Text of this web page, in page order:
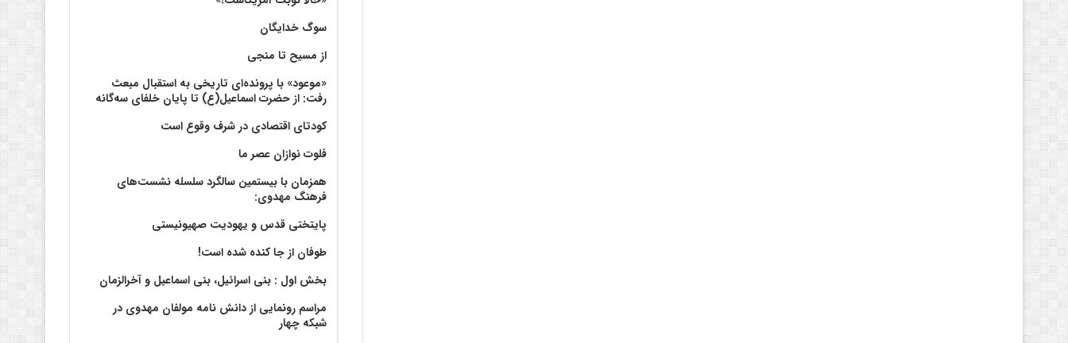
سوگ خدایگان
از مسیح تا منجی
«موعود» با پرونده‌ای تاریخی به استقبال مبعث
رفت: از حضرت اسماعیل(ع) تا پایان خلفای سه‌گانه
کودتای اقتصادی در شرف وقوع است
فلوت نوازان عصر ما
همزمان با بیستمین سالگرد سلسله نشست‌های
فرهنگ مهدوی:‌
پایتختی قدس و یهودیت صهیونیستی
طوفان از جا کنده شده است!
بخش اول : بنی اسرائیل، بنی اسماعیل و آخرالزمان
مراسم رونمایی از دانش نامه مولفان مهدوی در
شبکه چهار